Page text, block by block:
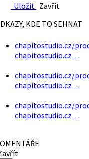
Uložit Zavřít
KDE TO SEHNAT
chapitostudio.cz/
chapitostudio.cz…
chapitostudio.cz/
chapitostudio.cz…
chapitostudio.cz/
chapitostudio.cz…